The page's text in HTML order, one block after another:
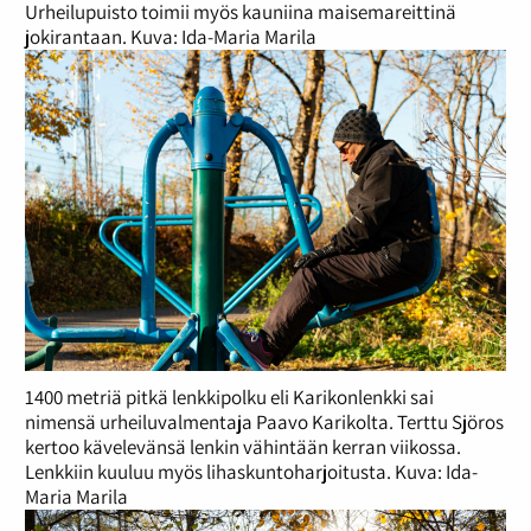
Urheilupuisto toimii myös kauniina maisemareittinä
jokirantaan. Kuva: Ida-Maria Marila
1400 metriä pitkä lenkkipolku eli Karikonlenkki sai
nimensä urheiluvalmentaja Paavo Karikolta. Terttu Sjöros
kertoo kävelevänsä lenkin vähintään kerran viikossa.
Lenkkiin kuuluu myös lihaskuntoharjoitusta. Kuva: Ida-
Maria Marila